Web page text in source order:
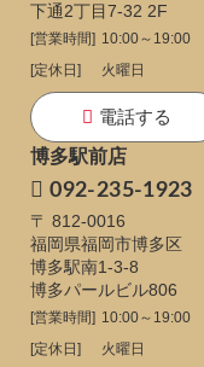
下通2丁目7-32 2F
[営業時間] 10:00～19:00
[定休日]
火曜日
電話する
博多駅前店
092-235-1923
〒 812-0016
福岡県福岡市博多区
博多駅南1-3-8
博多パールビル806
[営業時間] 10:00～19:00
[定休日]
火曜日